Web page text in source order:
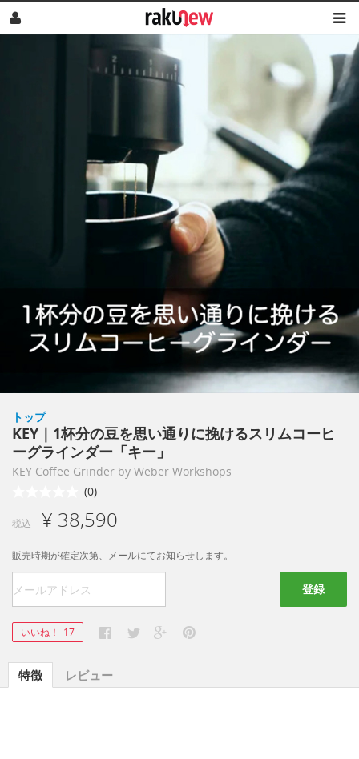
トップ
KEY｜1杯分の豆を思い通りに挽けるスリムコーヒ
ーグラインダー「キー」
KEY Coffee Grinder by Weber Workshops
(0)
税込 ¥ 38,590
販売時期が確定次第、メールにてお知らせします。
登録
いいね！ 17
特徴 レビュー